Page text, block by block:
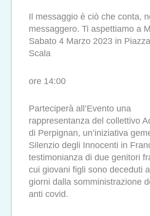
Il messaggio è ciò che conta,
messaggero. Ti aspettiamo a
Sabato 4 Marzo 2023 in
Scala
ore 14:00
Parteciperà all’Evento una
rappresentanza del collettivo
di Perpignan, un’iniziativa
Silenzio degli Innocenti in
testimonianza di due genitori
cui giovani figli sono deceduti
giorni dalla somministrazione
anti covid.